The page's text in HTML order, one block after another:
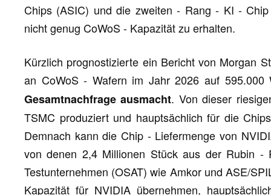
Chips (ASIC) und die zweiten - Rang - KI -
nicht genug CoWoS - Kapazität zu erhalten.
Kürzlich prognostizierte ein Bericht von Morgan
an CoWoS - Wafern im Jahr 2026 auf
Gesamtnachfrage ausmacht. Von dieser
TSMC produziert und hauptsächlich für die
Demnach kann die Chip - Liefermenge von
von denen 2,4 Millionen Stück aus der Rubin -
Testunternehmen (OSAT) wie Amkor und ASE/
Kapazität für NVIDIA übernehmen,